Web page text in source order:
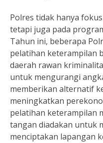
Polres tidak hanya
tetapi juga pada
Tahun ini, beberapa
pelatihan keterampilan
daerah rawan
untuk mengurangi
memberikan alternatif
meningkatkan
pelatihan keterampilan
tangan diadakan untuk
menciptakan lapangan